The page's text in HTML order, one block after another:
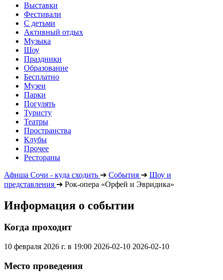
Выставки
Фестивали
С детьми
Активный отдых
Музыка
Шоу
Праздники
Образование
Бесплатно
Музеи
Парки
Погулять
Туристу
Театры
Пространства
Клубы
Прочее
Рестораны
Афиша Сочи - куда сходить ➔ События ➔ Шоу и
представления ➔ Рок-опера «Орфей и Эвридика»
Информация о событии
Когда проходит
10 февраля 2026 г. в 19:00 2026-02-10 2026-02-10
Место проведения